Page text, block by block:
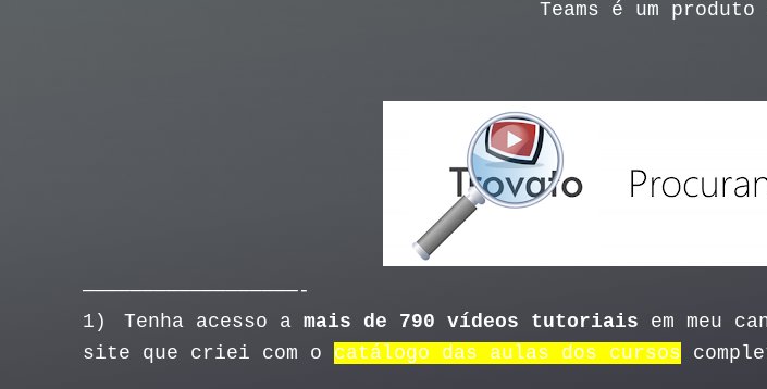
Teams é um
——————————————————-
1)
Tenha acesso a mais de 790 vídeos tutoriais em meu
site que criei com o catálogo das aulas dos cursos